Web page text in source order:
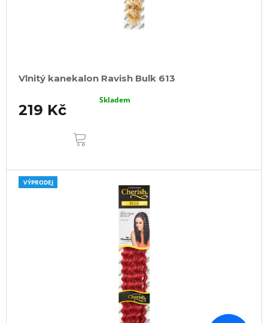
Vlnitý kanekalon Ravish Bulk 613
219 Kč
Skladem
VÝPRODEJ